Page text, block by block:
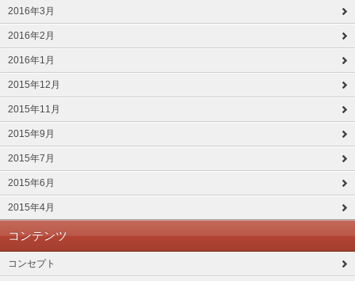
2016年3月
2016年2月
2016年1月
2015年12月
2015年11月
2015年9月
2015年7月
2015年6月
2015年4月
コンテンツ
コンセプト